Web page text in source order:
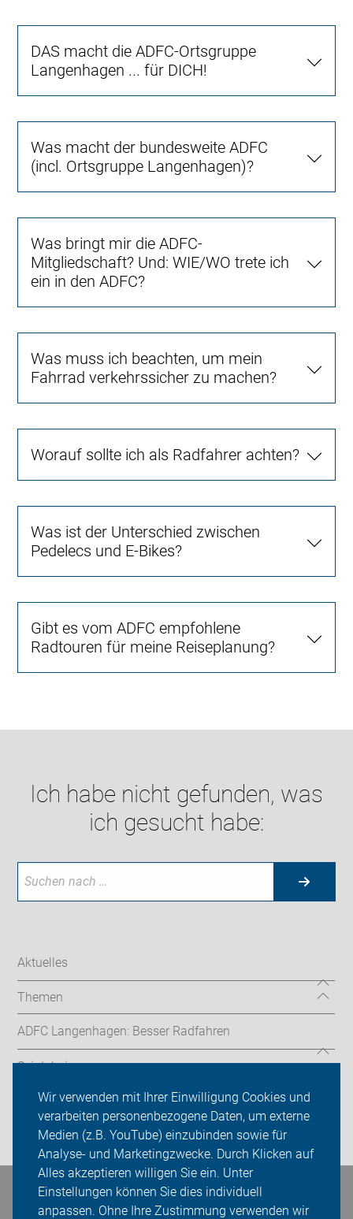
Wir verwenden mit Ihrer Einwilligung Cookies und
verarbeiten personenbezogene Daten, um externe
Medien (z.B. YouTube) einzubinden sowie für
Analyse- und Marketingzwecke. Durch Klicken auf
Alles akzeptieren willigen Sie ein. Unter
Einstellungen können Sie dies individuell
anpassen. Ohne Ihre Zustimmung verwenden wir
DAS macht die ADFC-Ortsgruppe
Langenhagen ... für DICH!
Was macht der bundesweite ADFC
(incl. Ortsgruppe Langenhagen)?
Was bringt mir die ADFC-
Mitgliedschaft? Und: WIE/WO trete ich
ein in den ADFC?
Was muss ich beachten, um mein
Fahrrad verkehrssicher zu machen?
Worauf sollte ich als Radfahrer achten?
Was ist der Unterschied zwischen
Pedelecs und E-Bikes?
Gibt es vom ADFC empfohlene
Radtouren für meine Reiseplanung?
Ich habe nicht gefunden, was
ich gesucht habe:
Aktuelles
Themen
ADFC Langenhagen: Besser Radfahren
Sei dabei
Presse
Login
Bleiben Sie in Kontakt